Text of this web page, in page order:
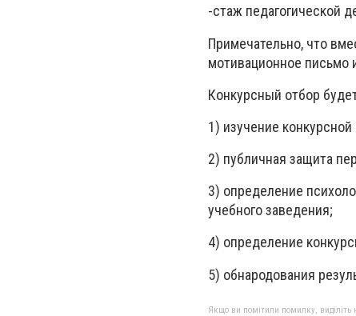
-стаж педагогической
Примечательно, что
мотивационное письмо
Конкурсный отбор
1) изучение
2) публичная защита
3) определение
учебного заведения;
4) определение
5) обнародования
Якщо ви помітили помилку, виділіть